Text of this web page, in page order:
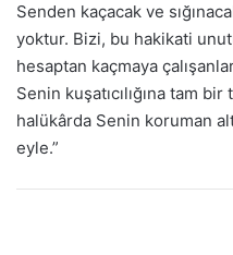
Senden kaçacak ve
yoktur. Bizi, bu hakikati
hesaptan kaçmaya
Senin kuşatıcılığına tam
halükârda Senin koruman
eyle.”